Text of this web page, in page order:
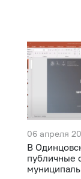
06 апреля
В
публичные